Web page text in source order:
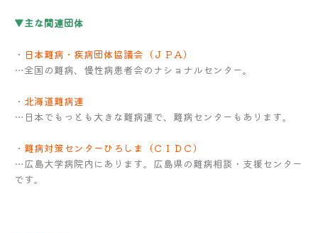
▼主な関連団体
・ 日本難病・疾病団体協議会（ＪＰＡ）
…全国の難病、慢性病患者会のナショナルセンター。
・ 北海道難病連
…日本でもっとも大きな難病連で、難病センターもあります。
・ 難病対策センターひろしま（ＣＩＤＣ）
…広島大学病院内にあります。広島県の難病相談・支援センター
です。